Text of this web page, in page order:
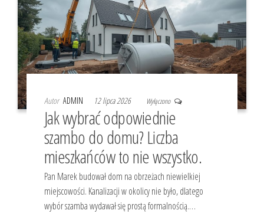
Autor ADMIN 12 lipca 2026 Wyłączono
Jak wybrać odpowiednie
szambo do domu? Liczba
mieszkańców to nie wszystko.
Pan Marek budował dom na obrzeżach niewielkiej
miejscowości. Kanalizacji w okolicy nie było, dlatego
wybór szamba wydawał się prostą formalnością.…